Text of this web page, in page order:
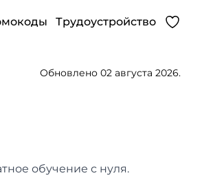
Трудоустройство
Обновлено 02 августа 2026.
обучение с нуля.